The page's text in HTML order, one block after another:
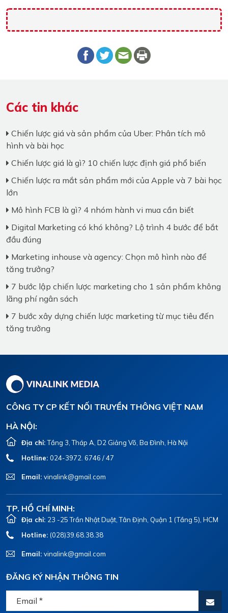
Các tin khác
Chiến lược giá và sản phẩm của Uber: Phân tích mô
hình và bài học
Chiến lược giá là gì? 10 chiến lược định giá phổ biến
Chiến lược ra mắt sản phẩm mới của Apple và 7 bài học
lớn
Mô hình FCB là gì? 4 nhóm hành vi mua cần biết
Digital Marketing có khó không? Lộ trình 4 bước để bắt
đầu đúng
Marketing inhouse và agency: Chọn mô hình nào để
tăng trưởng?
7 bước lập chiến lược marketing cho 1 sản phẩm không
lãng phí ngân sách
7 bước xây dựng chiến lược marketing từ mục tiêu đến
tăng trưởng
CÔNG TY CP KẾT NỐI TRUYỀN THÔNG VIỆT NAM
HÀ NỘI:
Địa chỉ:Tầng 3, Tháp A, D2 Giảng Võ, Ba Đình, Hà Nội
Hotline: 024-3972. 6746 / 47
Email: vinalink@gmail.com
TP. HỒ CHÍ MINH:
Địa chỉ: 23 -25 Trần Nhật Duật, Tân Định, Quận 1 (Tầng 5), HCM
Hotline: (028)39.68.38.38
Email: vinalink@gmail.com
ĐĂNG KÝ NHẬN THÔNG TIN